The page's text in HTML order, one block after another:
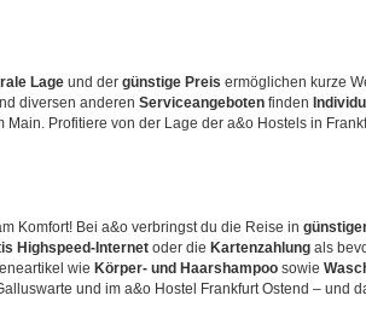
Lage und der günstige Preis ermöglichen kurze
diversen anderen Serviceangeboten finden
Profitiere von der Lage der a&o Hostels in
Komfort! Bei a&o verbringst du die Reise in
Highspeed-Internet oder die Kartenzahlung als
wie Körper- und Haarshampoo sowie
und im a&o Hostel Frankfurt Ostend – und